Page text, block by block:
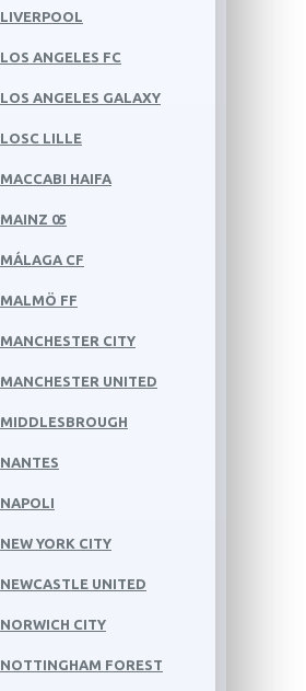
LIVERPOOL
LOS ANGELES FC
LOS ANGELES GALAXY
LOSC LILLE
MACCABI HAIFA
MAINZ 05
MÁLAGA CF
MALMÖ FF
MANCHESTER CITY
MANCHESTER UNITED
MIDDLESBROUGH
NANTES
NAPOLI
NEW YORK CITY
NEWCASTLE UNITED
NORWICH CITY
NOTTINGHAM FOREST